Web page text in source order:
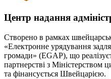
Центр надання
Створено в рамках
«Електронне урядування задля
громади» (EGAP), що
партнерстві з Міністерством
та фінансується Швейцарією.